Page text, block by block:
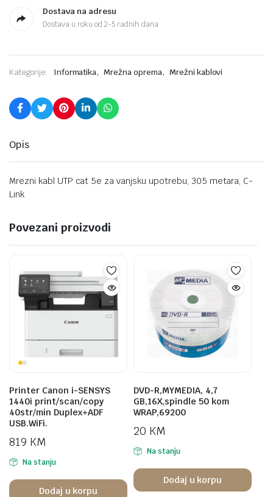
Dostava na adresu
Dostava u roku od 2-5 radnih dana
Kategorije: Informatika, Mrežna oprema, Mrežni kablovi
Opis
Mrezni kabl UTP cat 5e za vanjsku upotrebu, 305 metara, C-
Link
Povezani proizvodi
Printer Canon i-SENSYS
1440i print/scan/copy
40str/min Duplex+ADF
USB.WiFi.
819 KM
Na stanju
Dodaj u korpu
DVD-R,MYMEDIA, 4,7
GB,16X,spindle 50 kom
WRAP,69200
20 KM
Na stanju
Dodaj u korpu